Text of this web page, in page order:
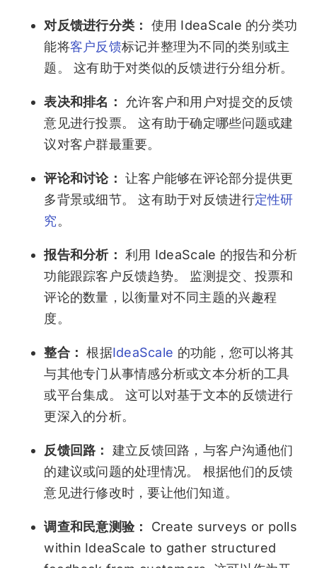
对反馈进行分类： 使用 IdeaScale 的分类功
能将客户反馈标记并整理为不同的类别或主
题。 这有助于对类似的反馈进行分组分析。
表决和排名： 允许客户和用户对提交的反馈
意见进行投票。 这有助于确定哪些问题或建
议对客户群最重要。
评论和讨论： 让客户能够在评论部分提供更
多背景或细节。 这有助于对反馈进行定性研
究。
报告和分析：利用 IdeaScale 的报告和分析
功能跟踪客户反馈趋势。 监测提交、投票和
评论的数量，以衡量对不同主题的兴趣程
度。
整合：根据IdeaScale 的功能，您可以将其
与其他专门从事情感分析或文本分析的工具
或平台集成。 这可以对基于文本的反馈进行
更深入的分析。
反馈回路：
建立反馈回路，与客户沟通他们
的建议或问题的处理情况。 根据他们的反馈
意见进行修改时，要让他们知道。
调查和民意测验： Create surveys or polls
within IdeaScale to gather structured